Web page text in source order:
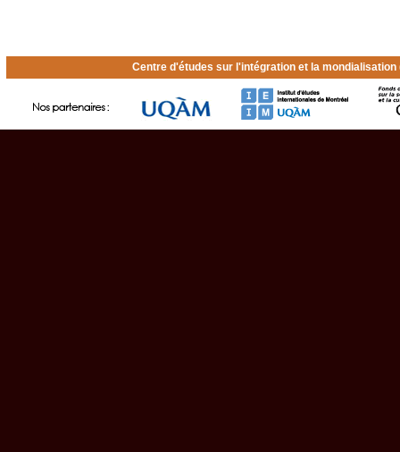
Centre d'études sur l'intégration et la mondialisation